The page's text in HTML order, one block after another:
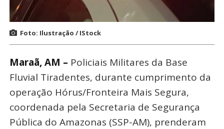
Foto: Ilustração / IStock
Maraã, AM – Policiais Militares da Base
Fluvial Tiradentes, durante cumprimento da
operação Hórus/Fronteira Mais Segura,
coordenada pela Secretaria de Segurança
Pública do Amazonas (SSP-AM), prenderam